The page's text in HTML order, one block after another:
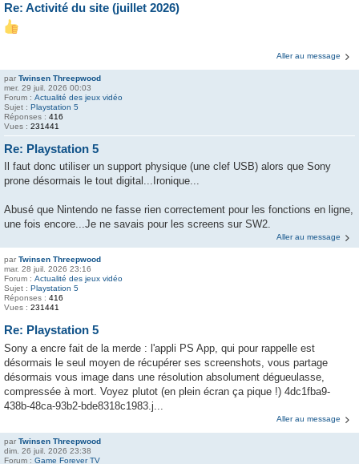
Re: Activité du site (juillet 2026)
Aller au message
par Twinsen Threepwood
mer. 29 juil. 2026 00:03
Forum : Actualité des jeux vidéo
Sujet : Playstation 5
Réponses : 416
Vues : 231441
Re: Playstation 5
Il faut donc utiliser un support physique (une clef USB) alors que Sony
prone désormais le tout digital...Ironique...
Abusé que Nintendo ne fasse rien correctement pour les fonctions en ligne,
une fois encore...Je ne savais pour les screens sur SW2.
Aller au message
par Twinsen Threepwood
mar. 28 juil. 2026 23:16
Forum : Actualité des jeux vidéo
Sujet : Playstation 5
Réponses : 416
Vues : 231441
Re: Playstation 5
Sony a encre fait de la merde : l'appli PS App, qui pour rappelle est
désormais le seul moyen de récupérer ses screenshots, vous partage
désormais vous image dans une résolution absolument dégueulasse,
compressée à mort. Voyez plutot (en plein écran ça pique !) 4dc1fba9-
438b-48ca-93b2-bde8318c1983.j...
Aller au message
par Twinsen Threepwood
dim. 26 juil. 2026 23:38
Forum : Game Forever TV